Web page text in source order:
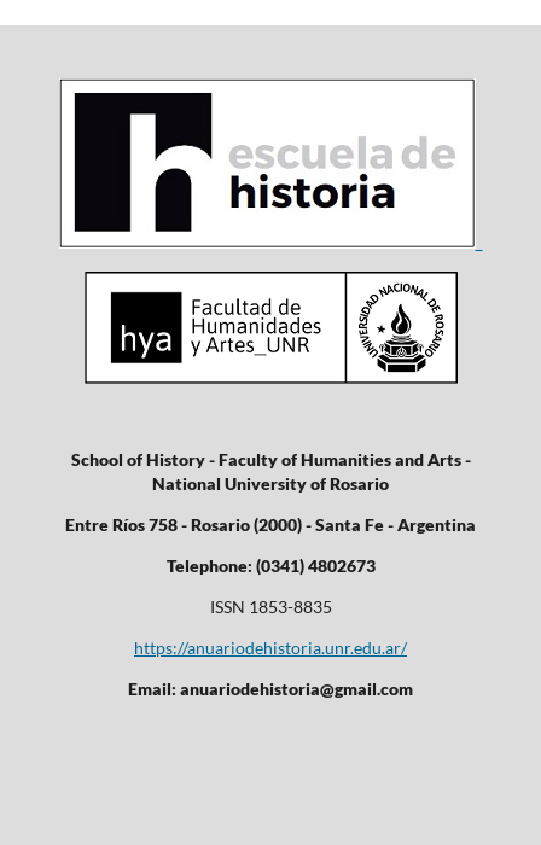
School of History - Faculty of Humanities and Arts -
National University of Rosario
Entre Ríos 758 - Rosario (2000) - Santa Fe - Argentina
Telephone: (0341) 4802673
ISSN 1853-8835
https://anuariodehistoria.unr.edu.ar/
Email: anuariodehistoria@gmail.com